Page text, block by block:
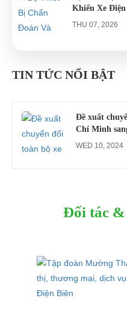
Khiển Xe
Nghiệp
THU 07, 2026
gổ khi đón du
TIN TỨC NỔI BẬT
Đề xuất
Chí Minh
WED 10, 2024
Đối tác &